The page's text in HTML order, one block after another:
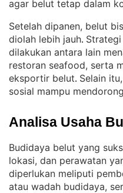
agar belut tetap dalam
Setelah dipanen, belut
diolah lebih jauh.
dilakukan antara lain
restoran seafood, serta
eksportir belut. Selain
sosial mampu
Analisa Usaha
Budidaya belut yang
lokasi, dan perawatan
diperlukan meliputi
atau wadah budidaya,